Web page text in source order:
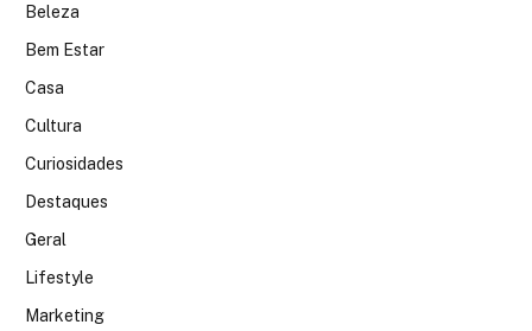
Beleza
Bem Estar
Casa
Cultura
Curiosidades
Destaques
Geral
Lifestyle
Marketing